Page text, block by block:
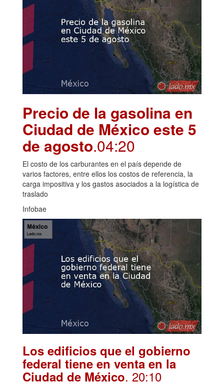
Precio de la gasolina en
Ciudad de México este 5
de agosto.04:20
El costo de los carburantes en el país depende de
varios factores, entre ellos los costos de referencia, la
carga impositiva y los gastos asociados a la logística de
traslado
Infobae
Los edificios que el gobierno
federal tiene en venta en la
Ciudad de México. 20:10